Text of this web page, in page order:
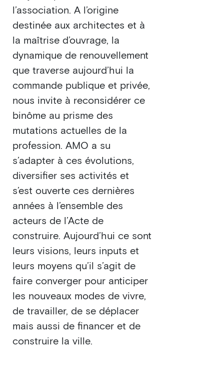
l’association. A l’origine
destinée aux architectes et à
la maîtrise d’ouvrage, la
dynamique de renouvellement
que traverse aujourd’hui la
commande publique et privée,
nous invite à reconsidérer ce
binôme au prisme des
mutations actuelles de la
profession. AMO a su
s’adapter à ces évolutions,
diversifier ses activités et
s’est ouverte ces dernières
années à l’ensemble des
acteurs de l’Acte de
construire. Aujourd’hui ce sont
leurs visions, leurs inputs et
leurs moyens qu’il s’agit de
faire converger pour anticiper
les nouveaux modes de vivre,
de travailler, de se déplacer
mais aussi de financer et de
construire la ville.